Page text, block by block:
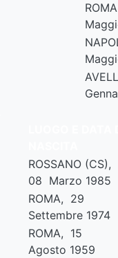
ROSSANO (CS),
08 Marzo 1985
ROMA, 29
Settembre 1974
ROMA, 15
Agosto 1959